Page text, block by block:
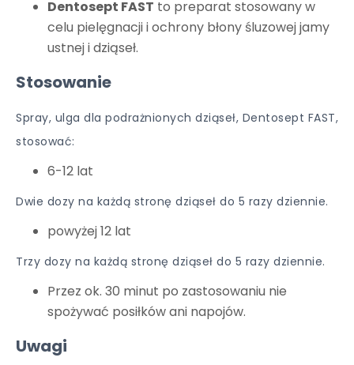
Dentosept FAST to preparat stosowany w
celu pielęgnacji i ochrony błony śluzowej jamy
ustnej i dziąseł.
Stosowanie
Spray, ulga dla podrażnionych dziąseł, Dentosept FAST,
stosować:
6-12 lat
Dwie dozy na każdą stronę dziąseł do 5 razy dziennie.
powyżej 12 lat
Trzy dozy na każdą stronę dziąseł do 5 razy dziennie.
Przez ok. 30 minut po zastosowaniu nie
spożywać posiłków ani napojów.
Uwagi